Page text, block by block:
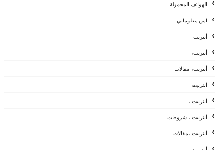
الهواتف المحمولة
امن معلوماتي
أنترنت
أنترنت،
أنترنت، مقالات
أنترنيت
أنترنيت ،
أنترنيت ، شروحات
أنترنيت ،مقالات